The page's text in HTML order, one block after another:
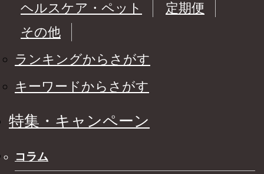
ヘルスケア・ペット
定期便
その他
ランキングからさがす
キーワードからさがす
特集・キャンペーン
コラム